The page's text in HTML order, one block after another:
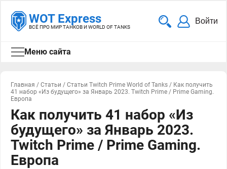
WOT Express
ВСЁ ПРО МИР ТАНКОВ И WORLD OF TANKS
Войти
Меню сайта
Главная / Статьи / Статьи Twitch Prime World of Tanks / Как получить
41 набор «Из будущего» за Январь 2023. Twitch Prime / Prime Gaming.
Европа
Как получить 41 набор «Из
будущего» за Январь 2023.
Twitch Prime / Prime Gaming.
Европа